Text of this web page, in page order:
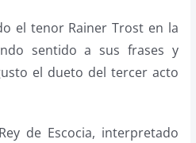
el tenor Rainer Trost en la
sentido a sus frases y
el dueto del tercer acto
de Escocia, interpretado